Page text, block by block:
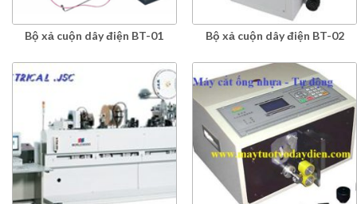
Bộ xả cuộn dây điện BT-01 Bộ xả cuộn dây điện BT-02